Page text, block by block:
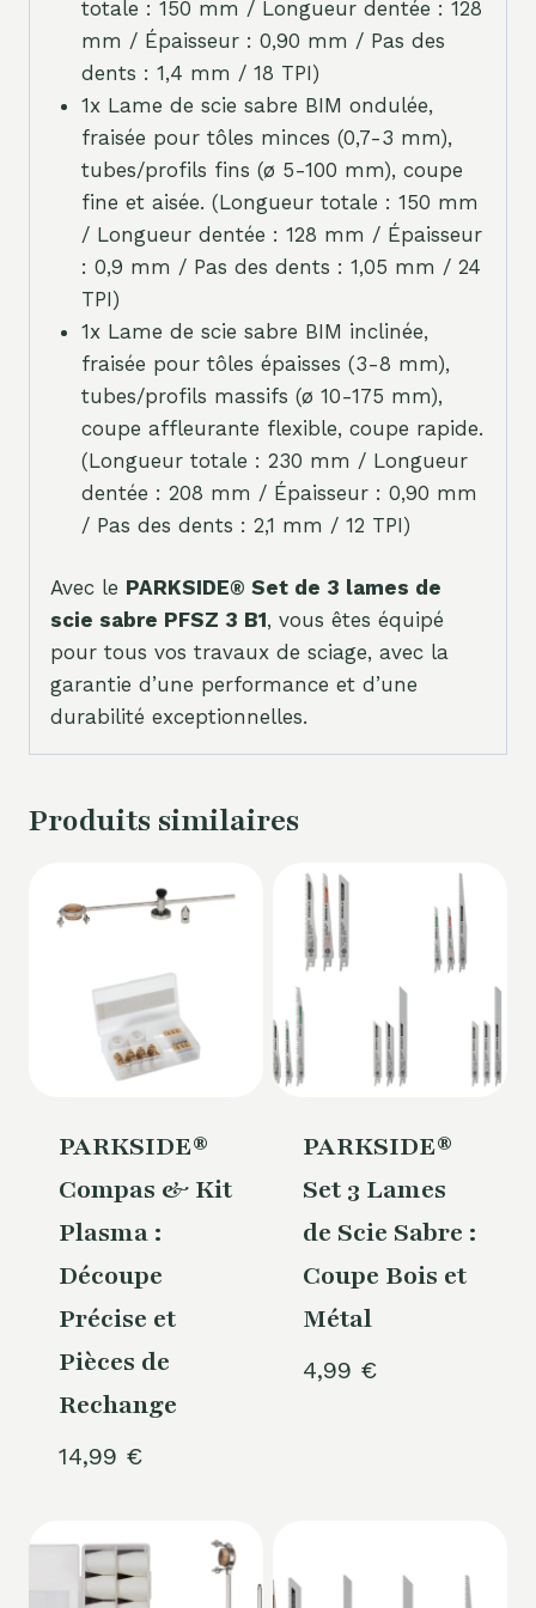
totale : 150 mm / Longueur dentée : 128
mm / Épaisseur : 0,90 mm / Pas des
dents : 1,4 mm / 18 TPI)
1x Lame de scie sabre BIM ondulée,
fraisée pour tôles minces (0,7-3 mm),
tubes/profils fins (ø 5-100 mm), coupe
fine et aisée. (Longueur totale : 150 mm
/ Longueur dentée : 128 mm / Épaisseur
: 0,9 mm / Pas des dents : 1,05 mm / 24
TPI)
1x Lame de scie sabre BIM inclinée,
fraisée pour tôles épaisses (3-8 mm),
tubes/profils massifs (ø 10-175 mm),
coupe affleurante flexible, coupe rapide.
(Longueur totale : 230 mm / Longueur
dentée : 208 mm / Épaisseur : 0,90 mm
/ Pas des dents : 2,1 mm / 12 TPI)
Avec le PARKSIDE® Set de 3 lames de
scie sabre PFSZ 3 B1, vous êtes équipé
pour tous vos travaux de sciage, avec la
garantie d’une performance et d’une
durabilité exceptionnelles.
Produits similaires
PARKSIDE®
Compas & Kit
Plasma :
Découpe
Précise et
Pièces de
Rechange
14,99 €
PARKSIDE®
Set 3 Lames
de Scie Sabre :
Coupe Bois et
Métal
4,99 €